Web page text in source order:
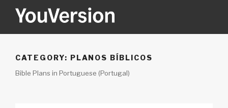
YOUVERSION
CATEGORY: PLANOS BÍBLICOS
Bible Plans in Portuguese (Portugal)